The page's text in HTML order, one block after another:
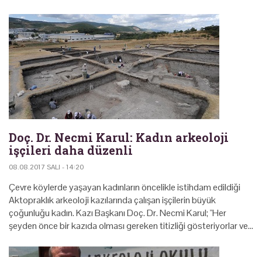
Doç. Dr. Necmi Karul: Kadın arkeoloji
işçileri daha düzenli
08.08.2017 SALI - 14:20
Çevre köylerde yaşayan kadınların öncelikle istihdam edildiği
Aktopraklık arkeoloji kazılarında çalışan işçilerin büyük
çoğunluğu kadın. Kazı Başkanı Doç. Dr. Necmi Karul; "Her
şeyden önce bir kazıda olması gereken titizliği gösteriyorlar ve…